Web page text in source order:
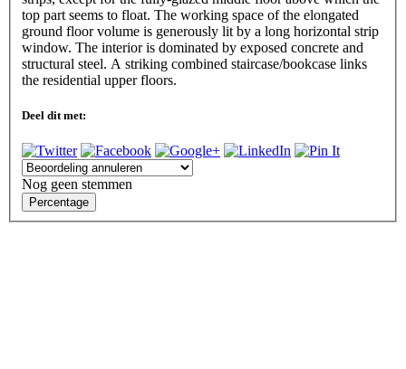
top part seems to float. The working space of the elongated
ground floor volume is generously lit by a long horizontal strip
window. The interior is dominated by exposed concrete and
structural steel. A striking combined staircase/bookcase links
the residential upper floors.
Deel dit met:
Nog geen stemmen